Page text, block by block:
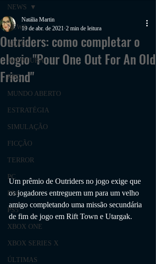
NEWS
AÇÃO
AVENTURA
RPG
MUNDO ABERTO
ESTRATÉGIA
SIMULAÇÃO
FICÇÃO
TERROR
PC
PS4
PS5
XBOX ONE
XBOX SERIES X
ÚLTIMAS
NEWS
Outriders: como completar o
elogio "Pour One Out For An Old
Friend"
Natália Martin
19 de abr. de 2021 2 min de leitura
Um prêmio de Outriders no jogo exige que
os jogadores entreguem um para um velho
amigo completando uma missão secundária
de fim de jogo em Rift Town e Utargak.